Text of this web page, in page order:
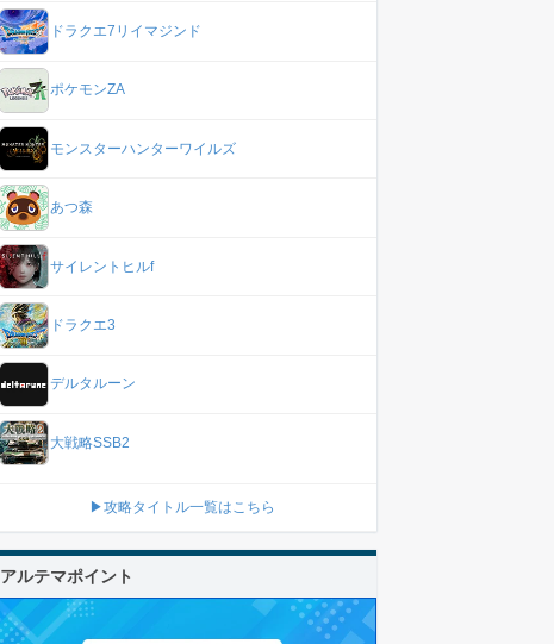
ドラクエ7リイマジンド
ポケモンZA
モンスターハンターワイルズ
あつ森
サイレントヒルf
ドラクエ3
デルタルーン
大戦略SSB2
▶攻略タイトル一覧はこちら
アルテマポイント